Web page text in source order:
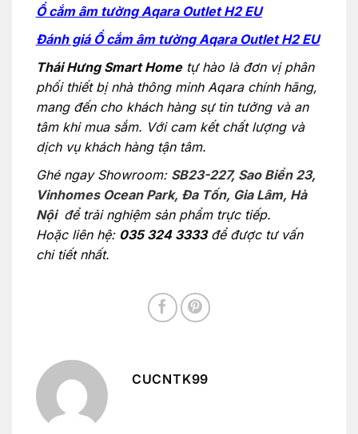
Ổ cắm âm tường Aqara Outlet H2 EU
Đánh giá Ổ cắm âm tường Aqara Outlet H2 EU
Thái Hưng Smart Hometự hào là đơn vị phân
phối thiết bị nhà thông minh Aqara chính hãng,
mang đến cho khách hàng sự tin tưởng và an
tâm khi mua sắm. Với cam kết chất lượng và
dịch vụ khách hàng tận tâm.
Ghé ngay Showroom: SB23-227, Sao Biển 23,
Vinhomes Ocean Park, Đa Tốn, Gia Lâm, Hà
Nội để trải nghiệm sản phẩm trực tiếp.
Hoặc liên hệ: 035 324 3333để được tư vấn
chi tiết nhất.
CUCNTK99